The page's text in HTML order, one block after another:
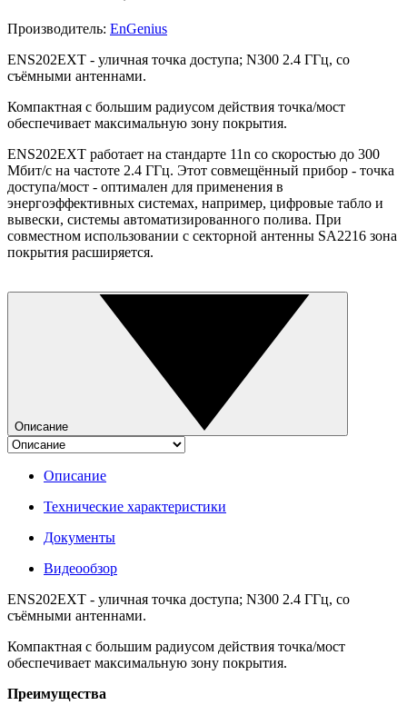
Производитель: EnGenius
ENS202EXT - уличная точка доступа; N300 2.4 ГГц, со
съёмными антеннами.
Компактная с большим радиусом действия точка/мост
обеспечивает максимальную зону покрытия.
ENS202EXT работает на стандарте 11n со скоростью до 300
Мбит/с на частоте 2.4 ГГц. Этот совмещённый прибор - точка
доступа/мост - оптимален для применения в
энергоэффективных системах, например, цифровые табло и
вывески, системы автоматизированного полива. При
совместном использовании с секторной антенны SA2216 зона
покрытия расширяется.
Описание
Описание
Технические характеристики
Документы
Видеообзор
ENS202EXT - уличная точка доступа; N300 2.4 ГГц, со
съёмными антеннами.
Компактная с большим радиусом действия точка/мост
обеспечивает максимальную зону покрытия.
Преимущества